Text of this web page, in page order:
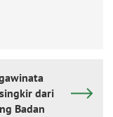
dari
Badan